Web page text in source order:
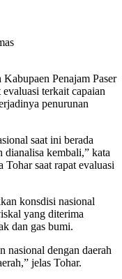
Kabupaen Penajam Paser
terkait capaian
penurunan
saat ini berada
kembali,” kata
Tohar saat rapat evaluasi
konsdisi nasional
yang diterima
dan gas bumi.
nasional dengan daerah
jelas Tohar.